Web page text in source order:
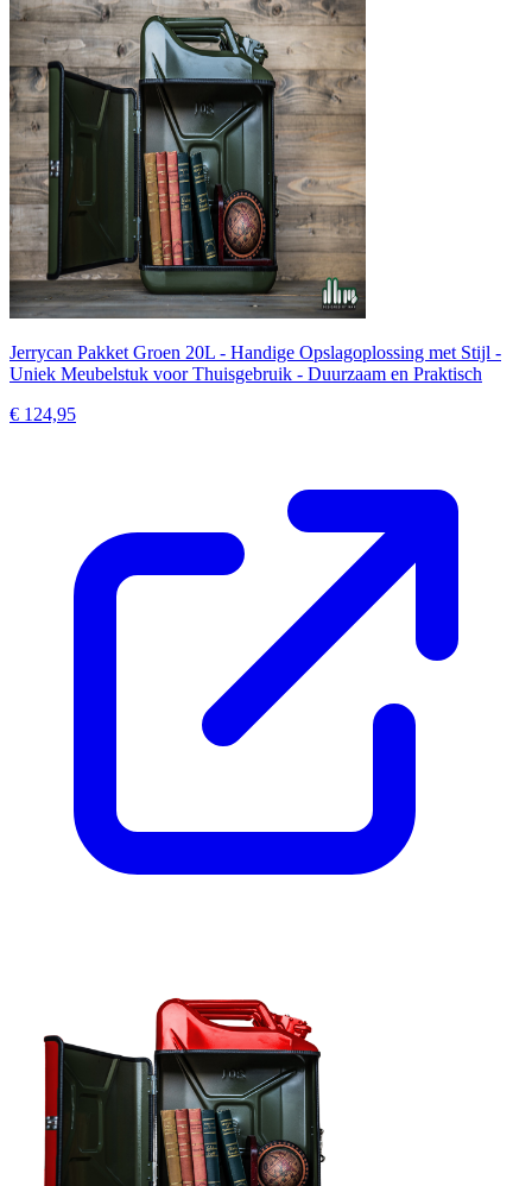
Jerrycan Pakket Groen 20L - Handige Opslagoplossing met Stijl -
Uniek Meubelstuk voor Thuisgebruik - Duurzaam en Praktisch
€ 124,95